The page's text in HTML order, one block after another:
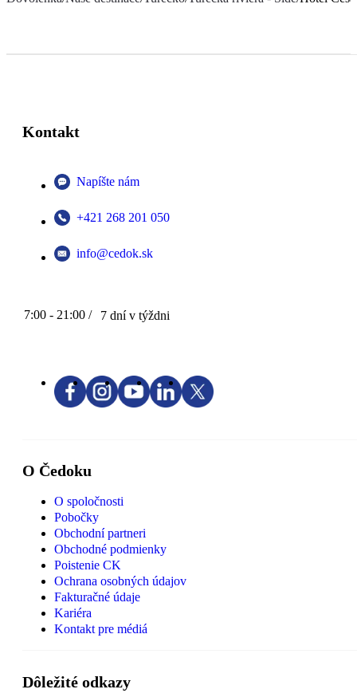
Kontakt
Napíšte nám
+421 268 201 050
info@cedok.sk
7:00 - 21:00 / 7 dní v týždni
O Čedoku
O spoločnosti
Pobočky
Obchodní partneri
Obchodné podmienky
Poistenie CK
Ochrana osobných údajov
Fakturačné údaje
Kariéra
Kontakt pre médiá
Dôležité odkazy